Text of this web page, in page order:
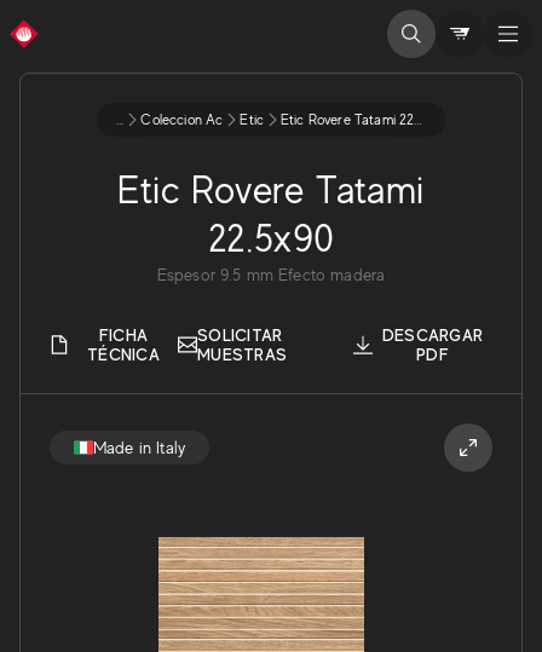
Made in Italy
... Coleccion Ac Etic Etic Rovere Tatami 225x90
Etic Rovere Tatami
22.5x90
Espesor 9.5 mm Efecto madera
FICHA
TÉCNICA
SOLICITAR
MUESTRAS
DESCARGAR
PDF